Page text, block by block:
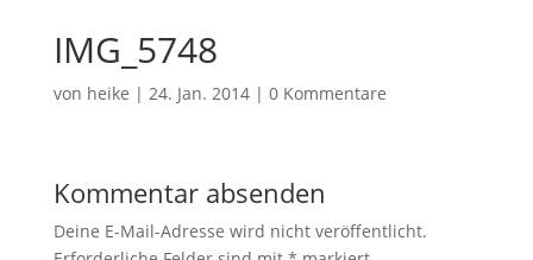
IMG_5748
von heike | 24. Jan. 2014| 0 Kommentare
Kommentar absenden
Deine E-Mail-Adresse wird nicht veröffentlicht.